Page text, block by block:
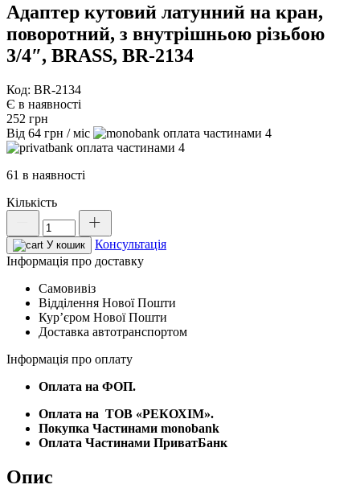
Адаптер кутовий латунний на кран,
поворотний, з внутрішньою різьбою
3/4″, BRASS, BR-2134
Код: BR-2134
Є в наявності
252 грн
Від 64 грн / міс
4
4
61 в наявності
Кількість
Адаптер
кутовий
латунний
на
поворотний,
з
внутрішньою
різьбою
BRASS,
2134
У кошик
Консультація
Інформація про доставку
Самовивіз
Відділення Нової Пошти
Курʼєром Нової Пошти
Доставка автотранспортом
Інформація про оплату
Оплата на ФОП.
Оплата на ТОВ «РЕКОХІМ».
Покупка Частинами monobank
Оплата Частинами ПриватБанк
Опис